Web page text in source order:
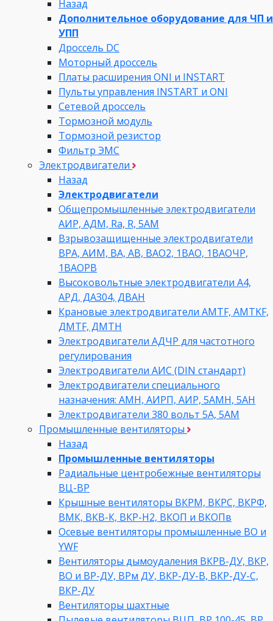
Назад
Дополнительное оборудование для ЧП и
УПП
Дроссель DC
Моторный дроссель
Платы расширения ONI и INSTART
Пульты управления INSTART и ONI
Сетевой дроссель
Тормозной модуль
Тормозной резистор
Фильтр ЭМС
Электродвигатели
Назад
Электродвигатели
Общепромышленные электродвигатели
АИР, АДМ, Ra, R, 5AM
Взрывозащищенные электродвигатели
ВРА, АИМ, ВА, АВ, ВАO2, 1ВАО, 1ВАОЧР,
1ВАОРВ
Высоковольтные электродвигатели A4,
АРД, ДАЗ04, ДВАН
Крановые электродвигатели AMTF, AMTKF,
ДMTF, ДМТН
Электродвигатели АДЧР для частотного
регулирования
Электродвигатели АИС (DIN стандарт)
Электродвигатели специального
назначения: АМН, АИРП, АИР, 5АМН, 5АН
Электродвигатели 380 вольт 5А, 5АМ
Промышленные вентиляторы
Назад
Промышленные вентиляторы
Радиальные центробежные вентиляторы
ВЦ-ВР
Крышные вентиляторы ВКРМ, ВКРС, ВКРФ,
ВМК, ВКВ-К, ВКР-Н2, ВКОП и ВКОПв
Осевые вентиляторы промышленные ВО и
YWF
Вентиляторы дымоудаления ВКРВ-ДУ, ВКР,
ВО и ВР-ДУ, ВРм ДУ, ВКР-ДУ-В, ВКР-ДУ-С,
ВКР-ДУ
Вентиляторы шахтные